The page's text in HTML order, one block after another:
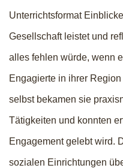
Unterrichtsformat
Gesellschaft leistet und
alles fehlen würde, wenn
Engagierte in ihrer
selbst bekamen sie
Tätigkeiten und konnten
Engagement gelebt wird.
sozialen Einrichtungen